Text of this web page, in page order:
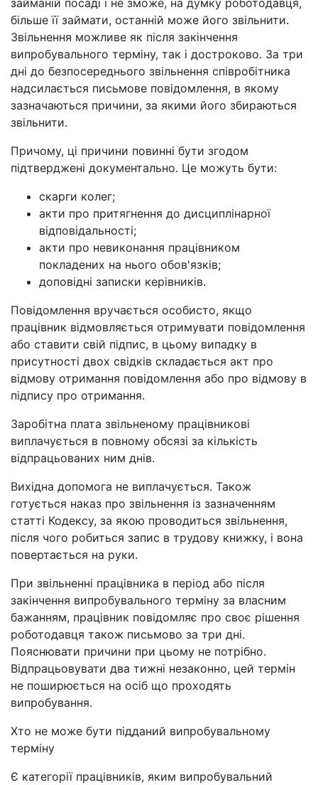
більше її займати, останній може його звільнити.
Звільнення можливе як після закінчення
випробувального терміну, так і достроково. За три
дні до безпосереднього звільнення співробітника
надсилається письмове повідомлення, в якому
зазначаються причини, за якими його збираються
звільнити.
Причому, ці причини повинні бути згодом
підтверджені документально. Це можуть бути:
скарги колег;
акти про притягнення до дисциплінарної
відповідальності;
акти про невиконання працівником
покладених на нього обов'язків;
доповідні записки керівників.
Повідомлення вручається особисто, якщо
працівник відмовляється отримувати повідомлення
або ставити свій підпис, в цьому випадку в
присутності двох свідків складається акт про
відмову отримання повідомлення або про відмову в
підпису про отримання.
Заробітна плата звільненому працівникові
виплачується в повному обсязі за кількість
відпрацьованих ним днів.
Вихідна допомога не виплачується. Також
готується наказ про звільнення із зазначенням
статті Кодексу, за якою проводиться звільнення,
після чого робиться запис в трудову книжку, і вона
повертається на руки.
При звільненні працівника в період або після
закінчення випробувального терміну за власним
бажанням, працівник повідомляє про своє рішення
роботодавця також письмово за три дні.
Пояснювати причини при цьому не потрібно.
Відпрацьовувати два тижні незаконно, цей термін
не поширюється на осіб що проходять
випробування.
Хто не може бути підданий випробувальному
терміну
Є категорії працівників, яким випробувальний